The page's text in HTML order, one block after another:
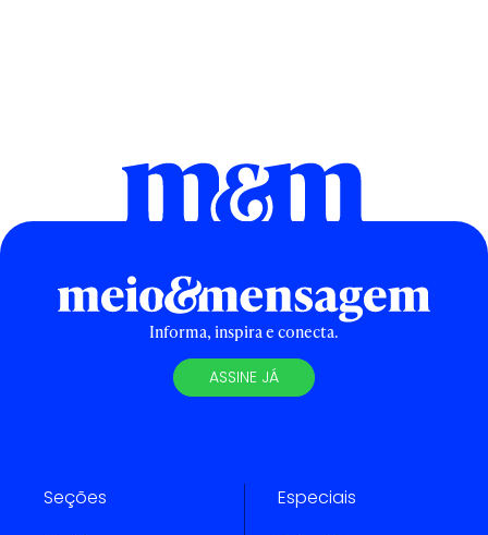
Informa, inspira e conecta.
ASSINE JÁ
Seções Especiais